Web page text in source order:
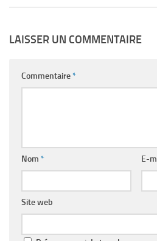
LAISSER UN COMMENTAIRE
Commentaire*
Nom * E-
Site web